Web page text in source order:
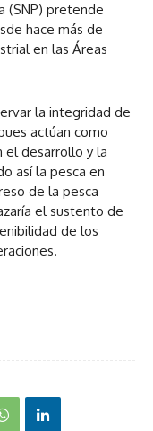
(SNP) pretende
hace más de
en las Áreas
la integridad de
actúan como
el desarrollo y la
así la pesca en
de la pesca
el sustento de
de los